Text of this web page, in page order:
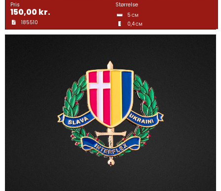
Pris
150,00kr.
185510
Størrelse
5 CM
0,4CM